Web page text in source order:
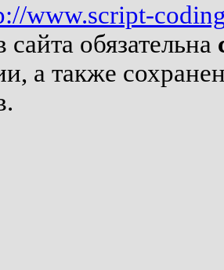
www.script-
обязательна
а также